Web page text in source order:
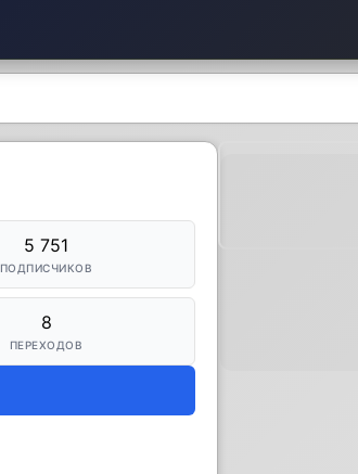
5 751
ПОДПИСЧИКОВ
8
ПЕРЕХОДОВ